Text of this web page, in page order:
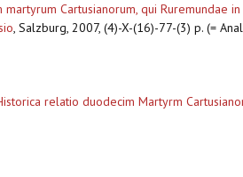
Cartusianorum, qui Ruremundae
, Salzburg, 2007, (4)-X-(16)-77-(3) p. (=
relatio duodecim Martyrm